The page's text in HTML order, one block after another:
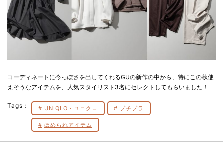
コーディネートに今っぽさを出してくれるGUの新作の中から、特にこの秋使
えそうなアイテムを、人気スタイリスト3名にセレクトしてもらいました！
Tags： UNIQLO・ユニクロ プチプラ
ほめられアイテム